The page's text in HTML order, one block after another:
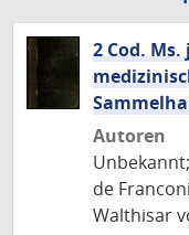
2 Cod.
Autoren
de
Walthisar